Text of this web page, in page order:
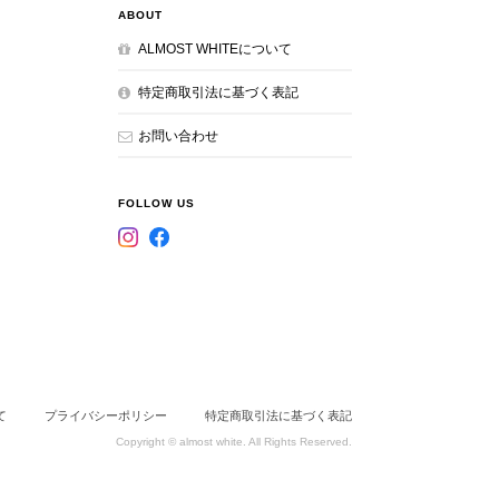
ABOUT
ALMOST WHITEについて
特定商取引法に基づく表記
お問い合わせ
FOLLOW US
プライバシーポリシー 特定商取引法に基づく表記
Copyright © almost white. All Rights Reserved.